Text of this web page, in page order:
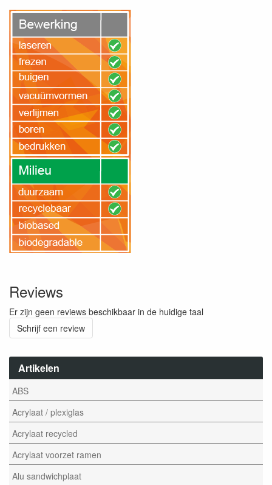
Artikelen
ABS
Acrylaat / plexiglas
Acrylaat recycled
Acrylaat voorzet ramen
Alu sandwichplaat
Reviews
Er zijn geen reviews beschikbaar in de huidige taal
Schrijf een review